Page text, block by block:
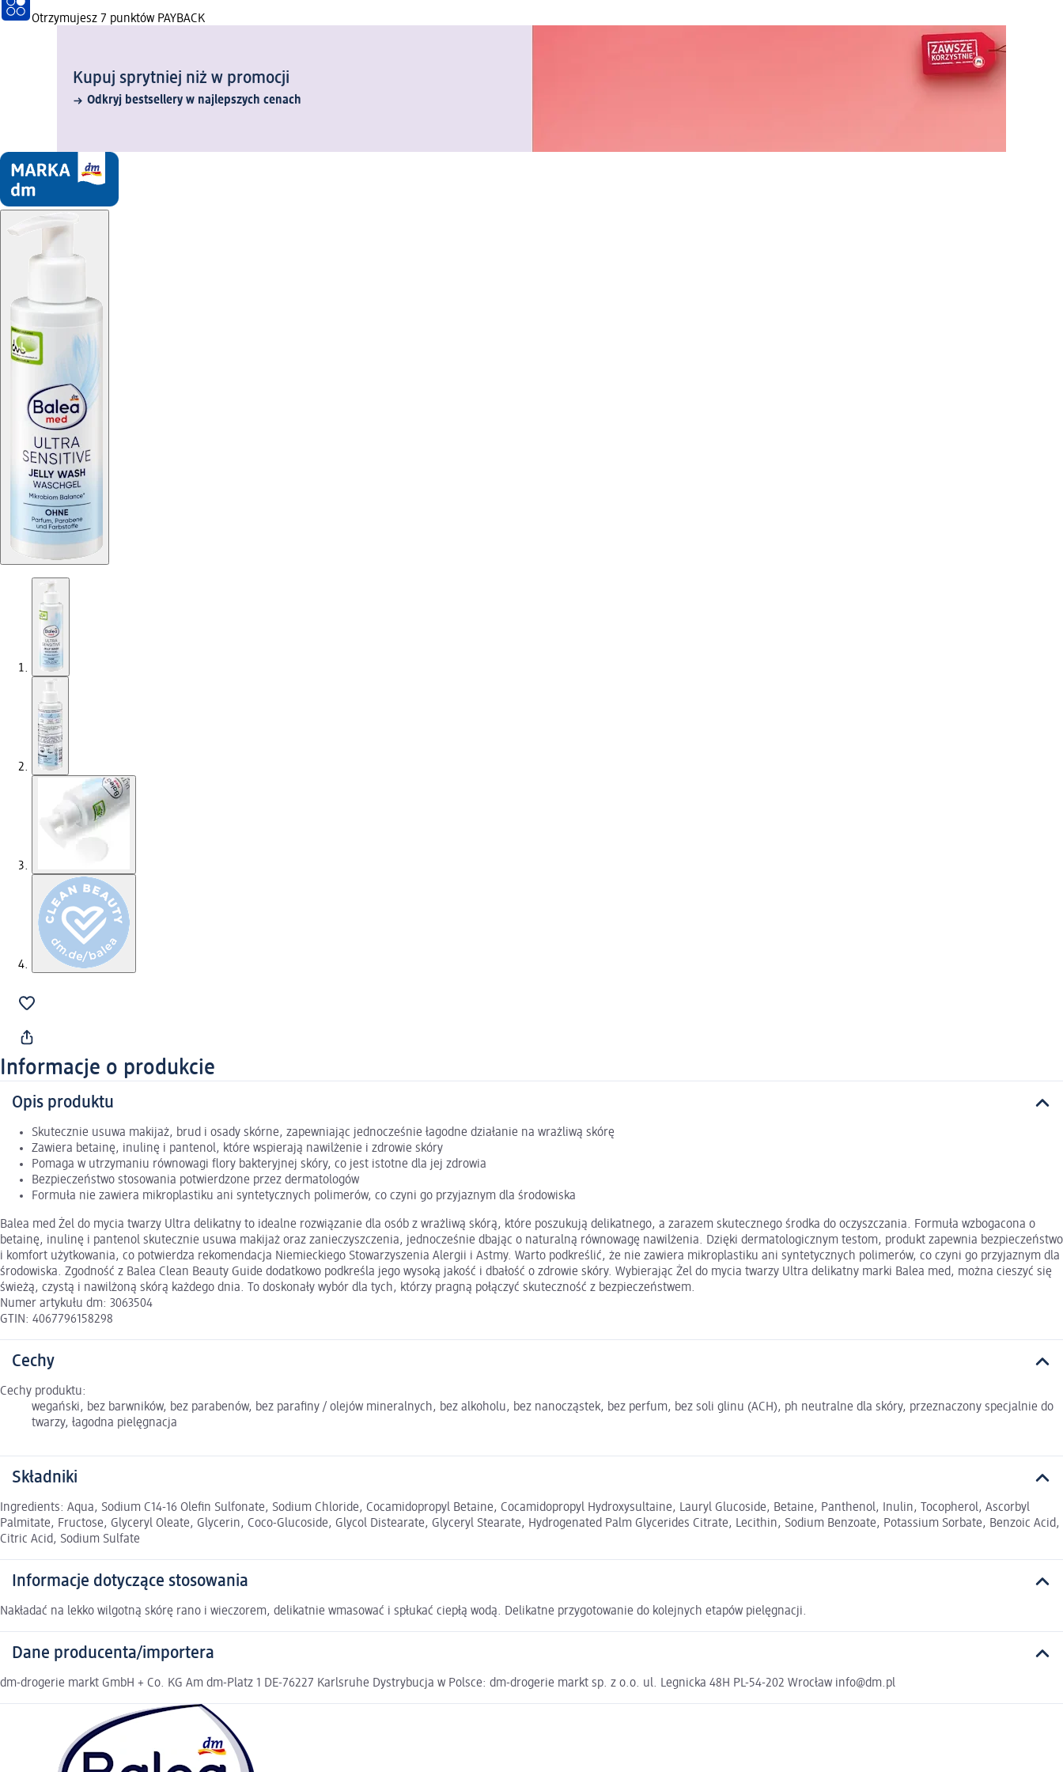
Otrzymujesz 7 punktów PAYBACK
Kupuj sprytniej niż w promocji
Odkryj bestsellery w najlepszych cenach
Informacje o produkcie
Opis produktu
Skutecznie usuwa makijaż, brud i osady skórne, zapewniając jednocześnie łagodne działanie na wrażliwą skórę
Zawiera betainę, inulinę i pantenol, które wspierają nawilżenie i zdrowie skóry
Pomaga w utrzymaniu równowagi flory bakteryjnej skóry, co jest istotne dla jej zdrowia
Bezpieczeństwo stosowania potwierdzone przez dermatologów
Formuła nie zawiera mikroplastiku ani syntetycznych polimerów, co czyni go przyjaznym dla środowiska
Balea med Żel do mycia twarzy Ultra delikatny to idealne rozwiązanie dla osób z wrażliwą skórą, które poszukują delikatnego, a zarazem skutecznego środka do oczyszczania. Formuła wzbogacona o
betainę, inulinę i pantenol skutecznie usuwa makijaż oraz zanieczyszczenia, jednocześnie dbając o naturalną równowagę nawilżenia. Dzięki dermatologicznym testom, produkt zapewnia bezpieczeństwo
i komfort użytkowania, co potwierdza rekomendacja Niemieckiego Stowarzyszenia Alergii i Astmy. Warto podkreślić, że nie zawiera mikroplastiku ani syntetycznych polimerów, co czyni go przyjaznym dla
środowiska. Zgodność z Balea Clean Beauty Guide dodatkowo podkreśla jego wysoką jakość i dbałość o zdrowie skóry. Wybierając Żel do mycia twarzy Ultra delikatny marki Balea med, można cieszyć się
świeżą, czystą i nawilżoną skórą każdego dnia. To doskonały wybór dla tych, którzy pragną połączyć skuteczność z bezpieczeństwem.
Numer artykułu dm: 3063504
GTIN: 4067796158298
Cechy
Cechy produktu:
wegański, bez barwników, bez parabenów, bez parafiny / olejów mineralnych, bez alkoholu, bez nanocząstek, bez perfum, bez soli glinu (ACH), ph neutralne dla skóry, przeznaczony specjalnie do
twarzy, łagodna pielęgnacja
Składniki
Ingredients: Aqua, Sodium C14-16 Olefin Sulfonate, Sodium Chloride, Cocamidopropyl Betaine, Cocamidopropyl Hydroxysultaine, Lauryl Glucoside, Betaine, Panthenol, Inulin, Tocopherol, Ascorbyl
Palmitate, Fructose, Glyceryl Oleate, Glycerin, Coco-Glucoside, Glycol Distearate, Glyceryl Stearate, Hydrogenated Palm Glycerides Citrate, Lecithin, Sodium Benzoate, Potassium Sorbate, Benzoic Acid,
Citric Acid, Sodium Sulfate
Informacje dotyczące stosowania
Nakładać na lekko wilgotną skórę rano i wieczorem, delikatnie wmasować i spłukać ciepłą wodą. Delikatne przygotowanie do kolejnych etapów pielęgnacji.
Dane producenta/importera
dm-drogerie markt GmbH + Co. KG Am dm-Platz 1 DE-76227 Karlsruhe Dystrybucja w Polsce: dm-drogerie markt sp. z o.o. ul. Legnicka 48H PL-54-202 Wrocław info@dm.pl